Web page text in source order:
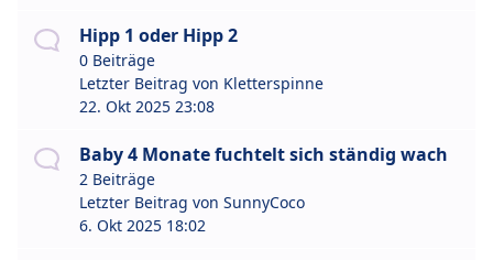
Hipp 1 oder Hipp 2
0 Beiträge
Letzter Beitrag von Kletterspinne
22. Okt 2025 23:08
Baby 4 Monate fuchtelt sich ständig wach
2 Beiträge
Letzter Beitrag von SunnyCoco
6. Okt 2025 18:02